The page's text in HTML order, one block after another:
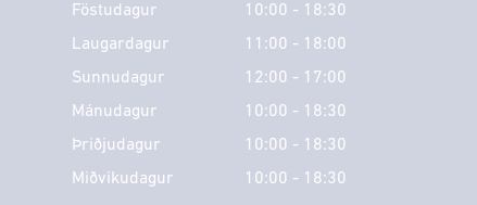
Föstudagur
10:00 - 18:30
Laugardagur
11:00 - 18:00
Sunnudagur
12:00 - 17:00
Mánudagur
10:00 - 18:30
Þriðjudagur
10:00 - 18:30
Miðvikudagur
10:00 - 18:30